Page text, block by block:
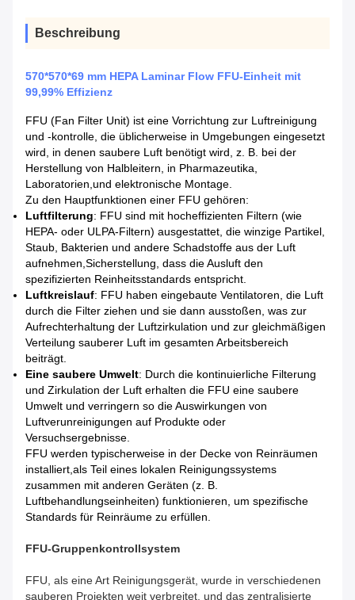
Beschreibung
570*570*69 mm HEPA Laminar Flow FFU-Einheit mit
99,99% Effizienz
FFU (Fan Filter Unit) ist eine Vorrichtung zur Luftreinigung
und -kontrolle, die üblicherweise in Umgebungen eingesetzt
wird, in denen saubere Luft benötigt wird, z. B. bei der
Herstellung von Halbleitern, in Pharmazeutika,
Laboratorien,und elektronische Montage.
Zu den Hauptfunktionen einer FFU gehören:
Luftfilterung: FFU sind mit hocheffizienten Filtern (wie
HEPA- oder ULPA-Filtern) ausgestattet, die winzige Partikel,
Staub, Bakterien und andere Schadstoffe aus der Luft
aufnehmen,Sicherstellung, dass die Ausluft den
spezifizierten Reinheitsstandards entspricht.
Luftkreislauf: FFU haben eingebaute Ventilatoren, die Luft
durch die Filter ziehen und sie dann ausstoßen, was zur
Aufrechterhaltung der Luftzirkulation und zur gleichmäßigen
Verteilung sauberer Luft im gesamten Arbeitsbereich
beiträgt.
Eine saubere Umwelt: Durch die kontinuierliche Filterung
und Zirkulation der Luft erhalten die FFU eine saubere
Umwelt und verringern so die Auswirkungen von
Luftverunreinigungen auf Produkte oder
Versuchsergebnisse.
FFU werden typischerweise in der Decke von Reinräumen
installiert,als Teil eines lokalen Reinigungssystems
zusammen mit anderen Geräten (z. B.
Luftbehandlungseinheiten) funktionieren, um spezifische
Standards für Reinräume zu erfüllen.
FFU-Gruppenkontrollsystem
FFU, als eine Art Reinigungsgerät, wurde in verschiedenen
sauberen Projekten weit verbreitet, und das zentralisierte